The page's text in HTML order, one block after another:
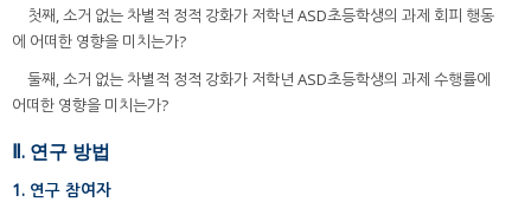
첫째, 소거 없는 차별적 정적 강화가 저학년 ASD초등학생의 과제 회피 행동
에 어떠한 영향을 미치는가?
둘째, 소거 없는 차별적 정적 강화가 저학년 ASD초등학생의 과제 수행률에
어떠한 영향을 미치는가?
Ⅱ. 연구 방법
1. 연구 참여자